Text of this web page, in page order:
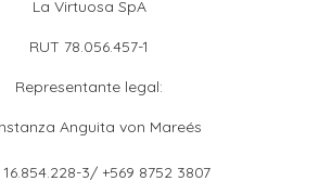
La Virtuosa SpA
RUT 78.056.457-1
Representante legal:
Anguita von Mareés
16.854.228-3/ +569 8752 3807